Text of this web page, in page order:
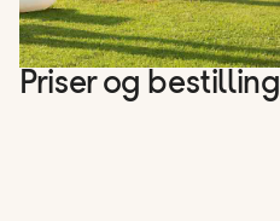
Priser og bestilling